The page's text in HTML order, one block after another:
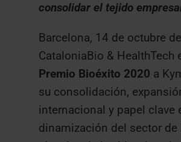
consolidar el tejido
Barcelona, 14 de octubre
CataloniaBio & HealthTech
Premio Bioéxito 2020 a
su consolidación,
internacional y papel clave
dinamización del sector de